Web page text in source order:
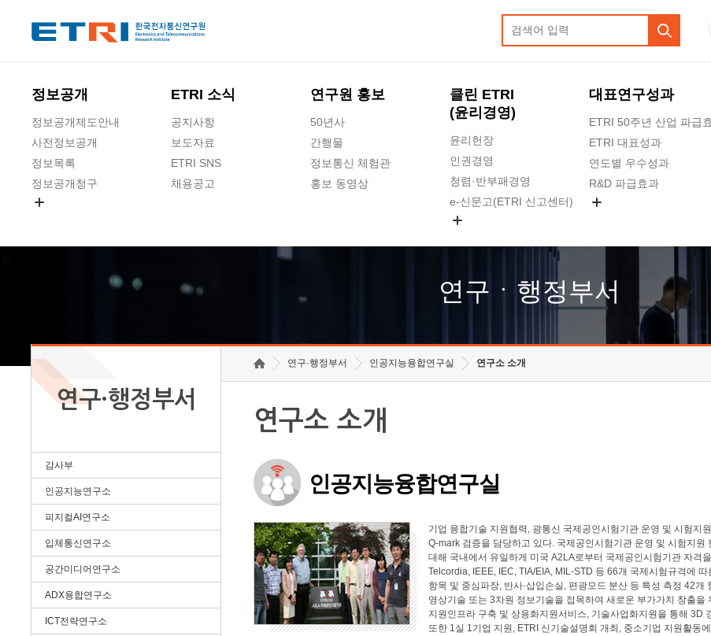
정보공개
정보공개제도안내
사전정보공개
정보목록
정보공개청구
ETRI 소식
공지사항
보도자료
ETRI SNS
채용공고
연구원 홍보
50년사
간행물
정보통신 체험관
홍보 동영상
클린 ETRI
(윤리경영)
윤리헌장
인권경영
청렴·반부패경영
e-신문고(ETRI 신고센터)
고객의소리
수의계약 현황
대표연구성과
ETRI 50주년 산업 파급
ETRI 대표성과
연도별 우수성과
R&D 파급효과
연구ㆍ행정부서
연구·행정부서
감사부
인공지능연구소
피지컬AI연구소
입체통신연구소
공간미디어연구소
ADX융합연구소
ICT전략연구소
연구·행정부서 인공지능융합연구실 연구소 소개
연구소 소개
인공지능융합연구실
기업 융합기술 지원협력, 광통신 국제공인시험기관 운영 및 시험지
Q-mark 검증을 담당하고 있다. 국제공인시험기관 운영 및 시험지
대해 국내에서 유일하게 미국 A2LA로부터 국제공인시험기관 자격
Telcordia, IEEE, IEC, TIA/EIA, MIL-STD 등 66개 국제시험규격에
항목 및 중심파장, 반사·삽입손실, 편광모드 분산 등 특성 측정 42
영상기술 또는 3차원 정보기술을 접목하여 새로운 부가가치 창출
지원인프라 구축 및 상용화지원서비스, 기술사업화지원을 통해
또한 1실 1기업 지원, ETRI 신기술설명회 개최, 중소기업 지원활동